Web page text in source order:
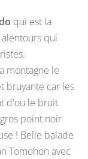
qui est la
qui
montagne le
bruyante car les
d'ou le bruit
point noir
! Belle balade
Tomohon avec